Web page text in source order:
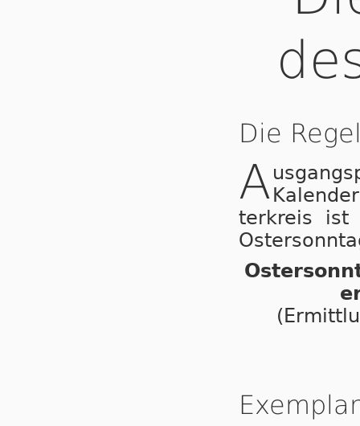
Die
A
ter­kreis ist